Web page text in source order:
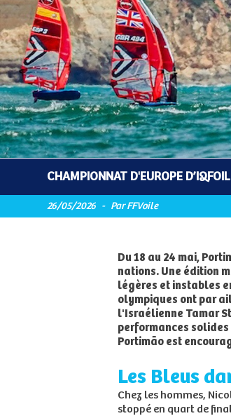
CHAMPIONNAT D'EUROPE
26/05/2026 - Par FFVoile
Du 18 au 24 mai,
nations. Une édition
légères et instables
olympiques ont par
l'Israélienne Tamar
performances
Portimão est
Les Bleus
Chez les hommes,
stoppé en quart de